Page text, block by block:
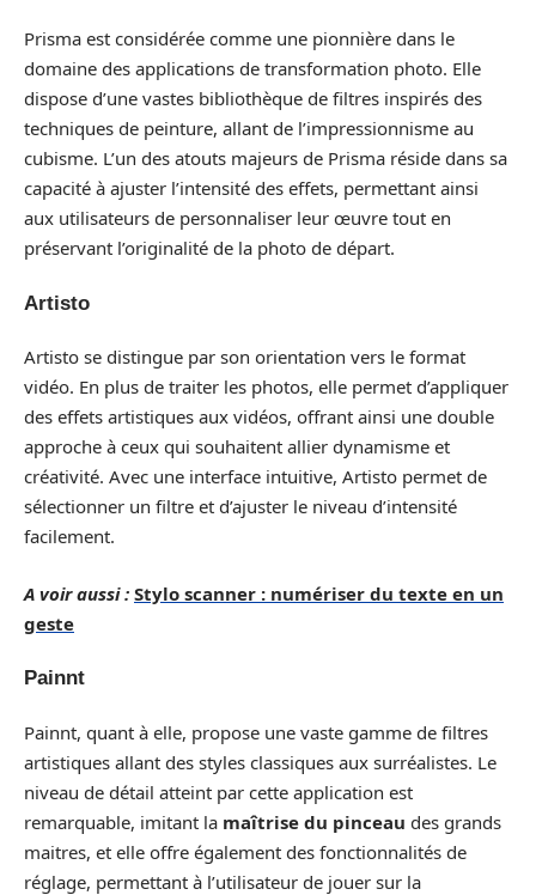
Prisma est considérée comme une pionnière dans le
domaine des applications de transformation photo. Elle
dispose d’une vastes bibliothèque de filtres inspirés des
techniques de peinture, allant de l’impressionnisme au
cubisme. L’un des atouts majeurs de Prisma réside dans sa
capacité à ajuster l’intensité des effets, permettant ainsi
aux utilisateurs de personnaliser leur œuvre tout en
préservant l’originalité de la photo de départ.
Artisto
Artisto se distingue par son orientation vers le format
vidéo. En plus de traiter les photos, elle permet d’appliquer
des effets artistiques aux vidéos, offrant ainsi une double
approche à ceux qui souhaitent allier dynamisme et
créativité. Avec une interface intuitive, Artisto permet de
sélectionner un filtre et d’ajuster le niveau d’intensité
facilement.
A voir aussi : Stylo scanner : numériser du texte en un
geste
Painnt
Painnt, quant à elle, propose une vaste gamme de filtres
artistiques allant des styles classiques aux surréalistes. Le
niveau de détail atteint par cette application est
remarquable, imitant la maîtrise du pinceau des grands
maitres, et elle offre également des fonctionnalités de
réglage, permettant à l’utilisateur de jouer sur la